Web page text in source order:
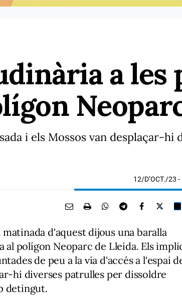
a les
i els Mossos van desplaçar-hi
12/D’OCT./23 -
d'aquest dijous una baralla
polígon Neoparc de Lleida. Els
de peu a la via d'accés a l'espai
hi diverses patrulles per dissoldre
detingut.